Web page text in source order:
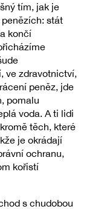
tím, jak je
penězích: stát
končí
ve zdravotnictví,
peněz, jde
pomalu
voda. A ti lidi
těch, které
je okrádají
ochranu,
kořistí
s chudobou